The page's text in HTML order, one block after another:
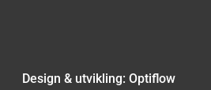
Design & utvikling: Optiflow